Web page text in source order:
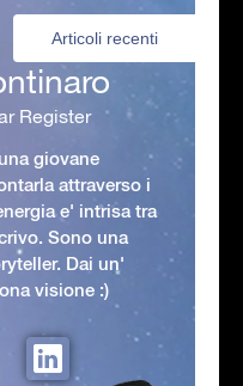
Articoli recenti
Register
giovane
attraverso i
e' intrisa tra
Sono una
Dai un'
visione :)